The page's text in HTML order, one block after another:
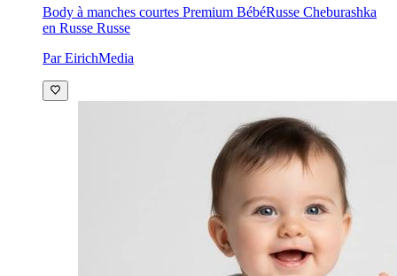
Body à manches courtes Premium BébéRusse Cheburashka
en Russe Russe
Par EirichMedia